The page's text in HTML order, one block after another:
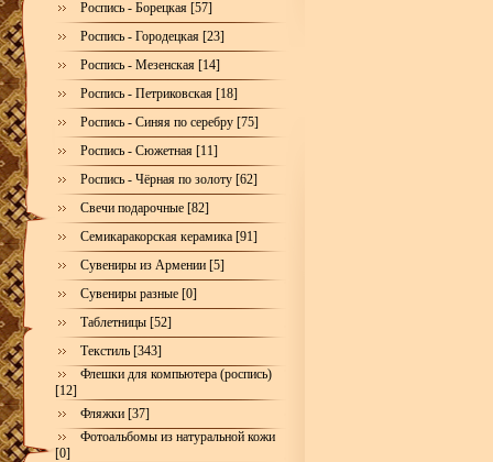
Роспись - Борецкая [57]
Роспись - Городецкая [23]
Роспись - Мезенская [14]
Роспись - Петриковская [18]
Роспись - Синяя по серебру [75]
Роспись - Сюжетная [11]
Роспись - Чёрная по золоту [62]
Свечи подарочные [82]
Семикаракорская керамика [91]
Сувениры из Армении [5]
Сувениры разные [0]
Таблетницы [52]
Текстиль [343]
Флешки для компьютера (роспись)
[12]
Фляжки [37]
Фотоальбомы из натуральной кожи
[0]